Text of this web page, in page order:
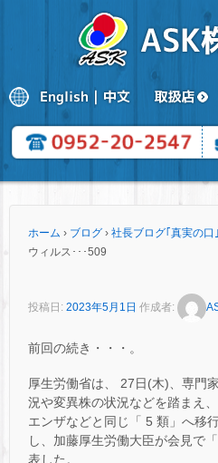
ホーム › ブログ › 社長ブログ｢真実の口｣
ウィルス･･･509
投稿日: 2023年5月1日 作成者:
前回の続き・・・。
厚生労働省は、 27日(木)、専門
況や変異株の状況などを踏まえ
エンザなどと同じ「 5 類」へ移
し、加藤厚生労働大臣が会見で
表した。